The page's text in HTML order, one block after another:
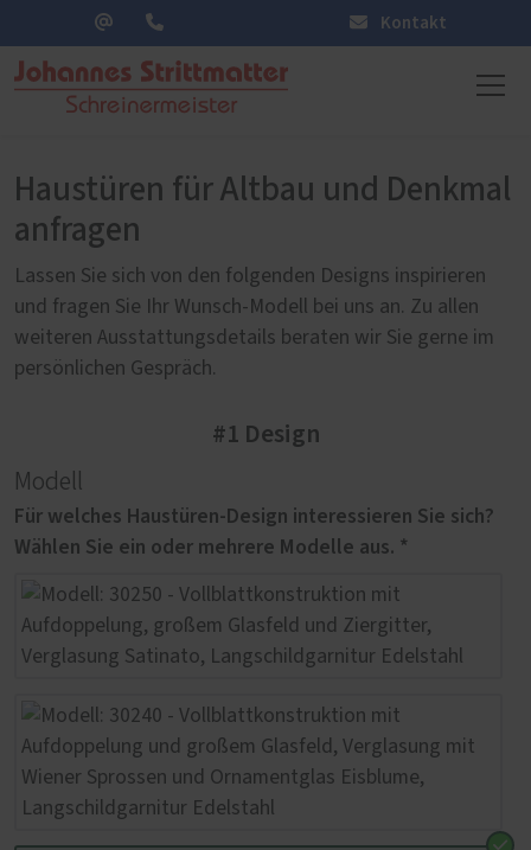
Kontakt
Haustüren für Altbau und Denkmal
anfragen
Lassen Sie sich von den folgenden Designs inspirieren
und fragen Sie Ihr Wunsch-Modell bei uns an. Zu allen
weiteren Ausstattungsdetails beraten wir Sie gerne im
persönlichen Gespräch.
#1 Design
Modell
Für welches Haustüren-Design interessieren Sie sich?
Wählen Sie ein oder mehrere Modelle aus. *